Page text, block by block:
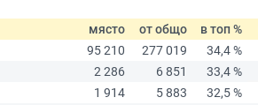
място от общо в топ %
95 210 277 019 34,4 %
2 286 6 851 33,4 %
1 914 5 883 32,5 %